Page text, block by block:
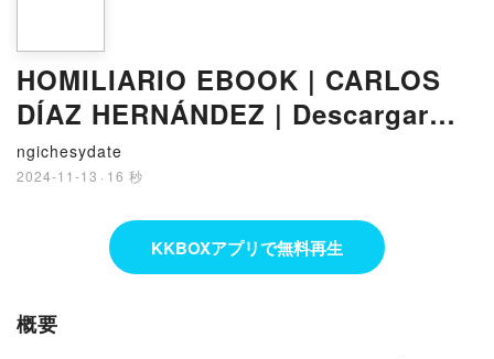
HOMILIARIO EBOOK | CARLOS
DÍAZ HERNÁNDEZ | Descargar
libro PDF EPUB
ngichesydate
2024-11-13 · 16 秒
KKBOXアプリで無料再生
概要